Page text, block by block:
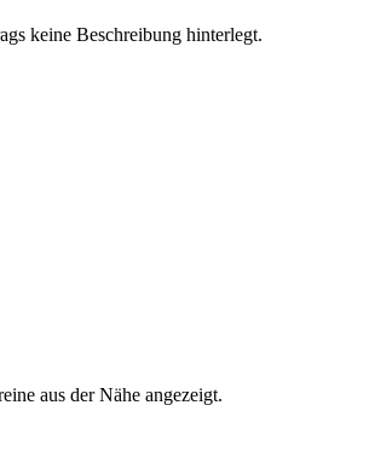
keine Beschreibung hinterlegt.
aus der Nähe angezeigt.